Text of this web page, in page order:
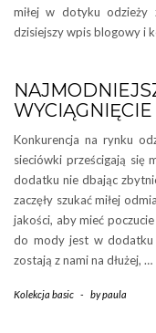
miłej w dotyku odzieży
dzisiejszy wpis blogowy i
Konkurencja na rynku
sieciówki prześcigają się
dodatku nie dbając
zaczęły szukać miłej
jakości, aby mieć
do mody jest w dodatku
zostają z nami na dłużej, …
Kolekcja basic - bypaula